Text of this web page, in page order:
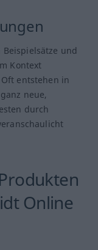
und
Kontext
entstehen in
neue,
durch
Online